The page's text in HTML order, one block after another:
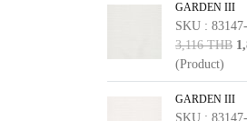
GARDEN III
SKU :
3,116 THB
(Product)
GARDEN III
SKU :